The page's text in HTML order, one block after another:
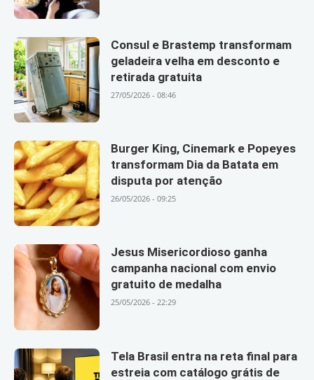
Consul e Brastemp transformam
geladeira velha em desconto e
retirada gratuita
27/05/2026 - 08:46
Burger King, Cinemark e Popeyes
transformam Dia da Batata em
disputa por atenção
26/05/2026 - 09:25
Jesus Misericordioso ganha
campanha nacional com envio
gratuito de medalha
25/05/2026 - 22:29
Tela Brasil entra na reta final para
estreia com catálogo grátis de